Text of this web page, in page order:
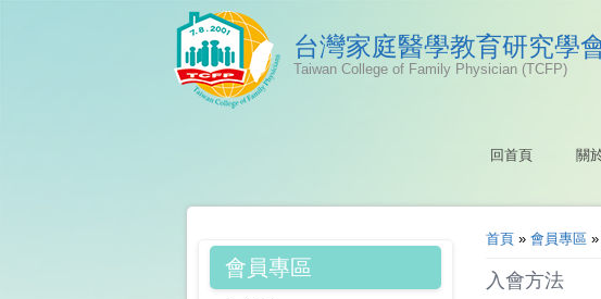
台灣家庭醫學教育研究學
Taiwan College of Family Physician (TCFP)
回首頁 關
您在這裡
首頁» 會員專區»
入會方法
會員專區